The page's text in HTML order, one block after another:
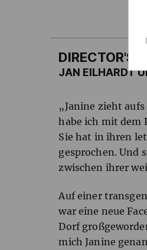
DIRECTOR'S
JAN EILHARDT
„Janine zieht
habe ich mit dem
Sie hat in ihren
gesprochen. Und
zwischen ihrer
Auf einer
war eine neue
Dorf
mich Janine